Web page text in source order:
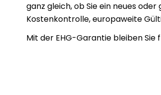
ganz gleich, ob Sie ein neues
Kostenkontrolle, europaweite
Mit der EHG-Garantie bleiben